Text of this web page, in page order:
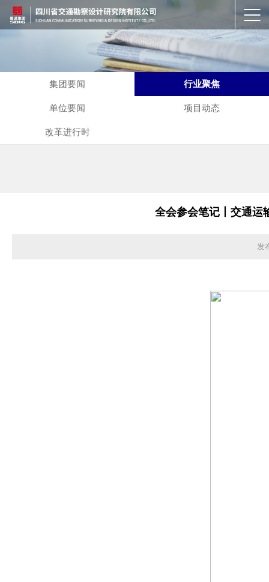
集团要闻 行业聚焦
单位要闻 项目动态
改革进行时
全会参会笔记丨交通运
发